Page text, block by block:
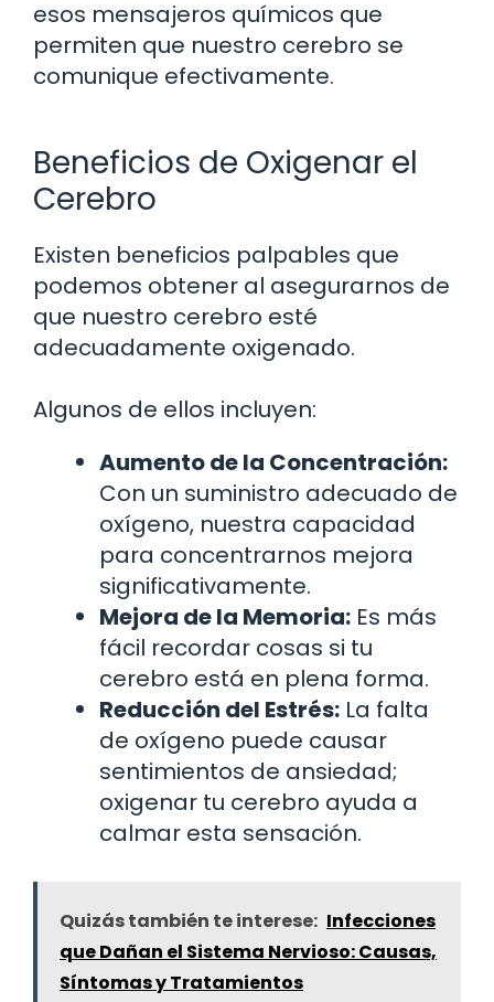
esos mensajeros químicos que
permiten que nuestro cerebro se
comunique efectivamente.
Beneficios de Oxigenar el
Cerebro
Existen beneficios palpables que
podemos obtener al asegurarnos de
que nuestro cerebro esté
adecuadamente oxigenado.
Algunos de ellos incluyen:
Aumento de la Concentración:
Con un suministro adecuado de
oxígeno, nuestra capacidad
para concentrarnos mejora
significativamente.
Mejora de la Memoria: Es más
fácil recordar cosas si tu
cerebro está en plena forma.
Reducción del Estrés: La falta
de oxígeno puede causar
sentimientos de ansiedad;
oxigenar tu cerebro ayuda a
calmar esta sensación.
Quizás también te interese: Infecciones
que Dañan el Sistema Nervioso: Causas,
Síntomas y Tratamientos